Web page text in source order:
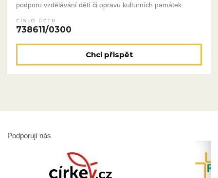
podporu vzdělávání dětí či opravu kulturních památek.
ČÍSLO ÚČTU
738611/0300
Chci přispět
Podporují nás